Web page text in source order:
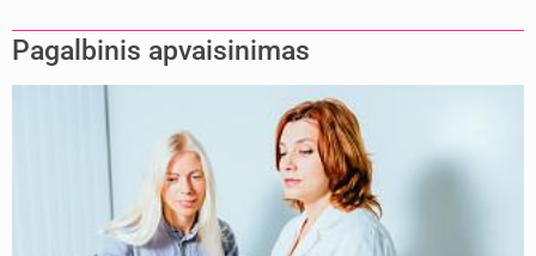
Pagalbinis apvaisinimas